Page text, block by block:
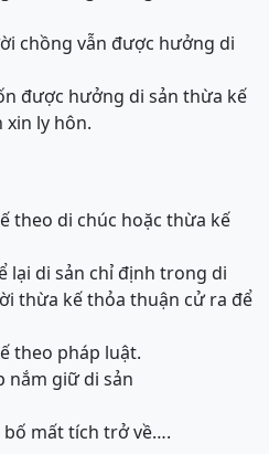
chồng vẫn được hưởng di
được hưởng di sản thừa kế
ly hôn.
theo di chúc hoặc thừa kế
lại di sản chỉ định trong di
thừa kế thỏa thuận cử ra để
theo pháp luật.
nắm giữ di sản
bố mất tích trở về….